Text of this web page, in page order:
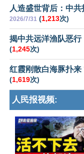
人造盛世背后：中
2026/7/31 (1,213次)
揭中共远洋渔队恶
(1,245次)
红霞刚散白海豚扑来
(1,619次)
人民报视频: